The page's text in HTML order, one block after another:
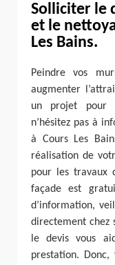
Solliciter le
et le
Les Bains.
Peindre vos
augmenter
un projet pour
n’hésitez pas à
à Cours Les
réalisation de
pour les travaux
façade est
d’information,
directement chez
le devis vous
prestation. Donc,